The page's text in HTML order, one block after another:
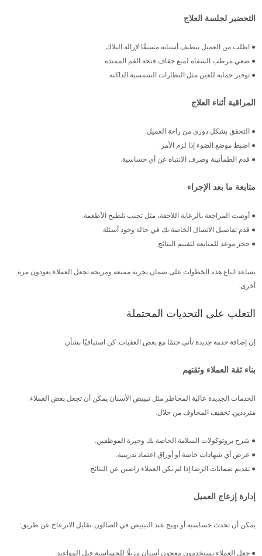
التحضير لجلسة العلاج
● اطلب من العميل تنظيف أسنانه مسبقًا لإزالة البلاك.
● ضعي مرطب الشفاه لمنع جفاف فتحة الفم الممتدة.
● توفير حماية للعين مثل النظارات الشمسية الداكنة.
المراقبة أثناء العلاج
● التحقق بشكل دوري من راحة العميل.
● اضبط موضع الضوء إذا لزم الأمر.
● قدم الطمأنينة وصرف الانتباه عن أي حساسية.
متابعة ما بعد الإجراء
● أوصت المراجعة بالرعاية اللاحقة، مثل تجنب تلطيخ الأطعمة.
● قدم تفاصيل الاتصال الخاصة بك في حالة وجود أسئلة.
● حجز موعد للمتابعة لتقييم النتائج.
يساعد اتباع هذه الخطوات على ضمان تجربة ممتعة ومريحة تجعل العملاء يعودون مرة
أخرى.
التغلب على التحديات المحتملة
إن إضافة خدمة جديدة تأتي حتمًا مع بعض العقبات. كن استباقيًا بشأن:
بناء ثقة العملاء وثقتهم
الخدمات الجديدة عالية المخاطر مثل تبييض الأسنان يمكن أن تجعل بعض العملاء
مترددين. تخفيف المخاوف من خلال:
● شرح بروتوكولات السلامة الخاصة بك وخبرة الموظفين.
● عرض أي شهادات خاصة أو أوراق اعتماد تدريبية.
● تقديم ضمانات الرضا إذا لم يكن العملاء راضين عن النتائج.
إدارة إزعاج العميل
يمكن أن تحدث حساسية أو تهيج عند التبييض في الصالون. تقليل الانزعاج عن طريق:
● جعل العملاء يستخدمون معجون أسنان مزيلًا للحساسية قبل المواعيد.